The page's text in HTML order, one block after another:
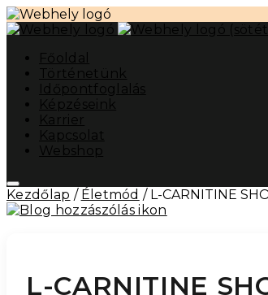
Főoldal
Történetünk
Időpontfoglalás
Képzéseink
Karrier
Kapcsolat
Webshop
Kezdőlap / Életmód / L-CARNITINE
L-CARNITINE